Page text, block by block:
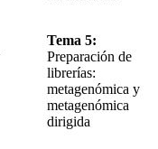
Tema 5:
Preparación de
librerías:
metagenómica y
metagenómica
dirigida